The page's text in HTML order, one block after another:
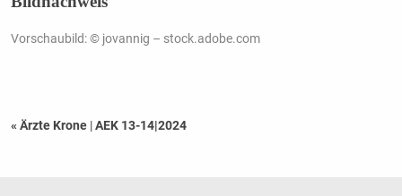
Vorschaubild: © jovannig – stock.adobe.com
« Ärzte Krone |AEK 13-14|2024